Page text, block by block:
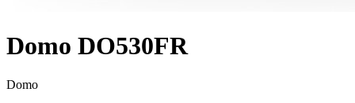
Domo DO530FR
Domo